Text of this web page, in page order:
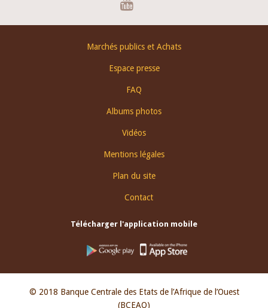
Marchés publics et Achats
Espace presse
FAQ
Albums photos
Vidéos
Mentions légales
Plan du site
Contact
Télécharger l'application mobile
© 2018 Banque Centrale des Etats de l’Afrique de l’Ouest
(BCEAO)